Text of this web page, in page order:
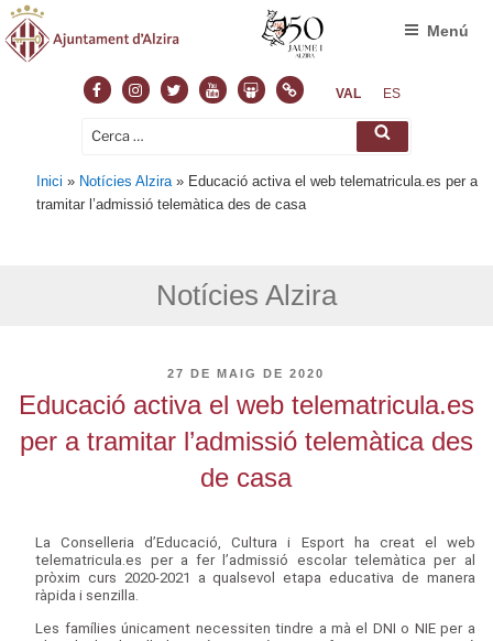
FacebookInstagram
TwitterYoutubeSlideshare
NormasVAL ES
Cerca: Cerca
Menú
Inici » Notícies Alzira » Educació activa el web telematricula.es per a
tramitar l’admissió telemàtica des de casa
Notícies Alzira
PUBLICAT
27 DE MAIG DE 2020
Educació activa el web telematricula.es
per a tramitar l’admissió telemàtica des
de casa
La Conselleria d’Educació, Cultura i Esport ha creat el web
telematricula.es per a fer l’admissió escolar telemàtica per al
pròxim curs 2020-2021 a qualsevol etapa educativa de manera
ràpida i senzilla.
Les famílies únicament necessiten tindre a mà el DNI o NIE per a